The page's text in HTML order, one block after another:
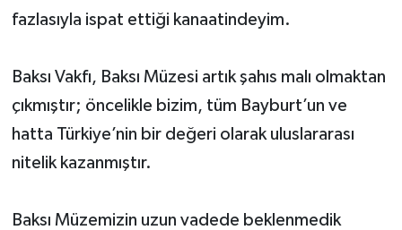
fazlasıyla ispat ettiği kanaatindeyim.
Baksı Vakfı, Baksı Müzesi artık şahıs malı olmaktan
çıkmıştır; öncelikle bizim, tüm Bayburt’un ve
hatta Türkiye’nin bir değeri olarak uluslararası
nitelik kazanmıştır.
Baksı Müzemizin uzun vadede beklenmedik